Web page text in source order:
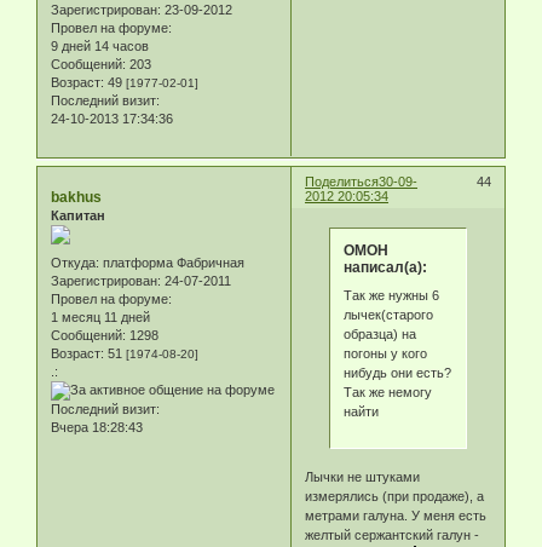
Зарегистрирован: 23-09-2012
Провел на форуме:
9 дней 14 часов
Сообщений: 203
Возраст: 49 [1977-02-01]
Последний визит:
24-10-2013 17:34:36
Поделиться 44
30-09-
2012 20:05:34
bakhus
Капитан
Откуда: платформа Фабричная
Зарегистрирован: 24-07-2011
Провел на форуме:
1 месяц 11 дней
Сообщений: 1298
Возраст: 51 [1974-08-20]
.:
Последний визит:
Вчера 18:28:43
ОМОН
написал(а):
Так же нужны 6
лычек(старого
образца) на
погоны у кого
нибудь они есть?
Так же немогу
найти
Лычки не штуками
измерялись (при продаже), а
метрами галуна. У меня есть
желтый сержантский галун -